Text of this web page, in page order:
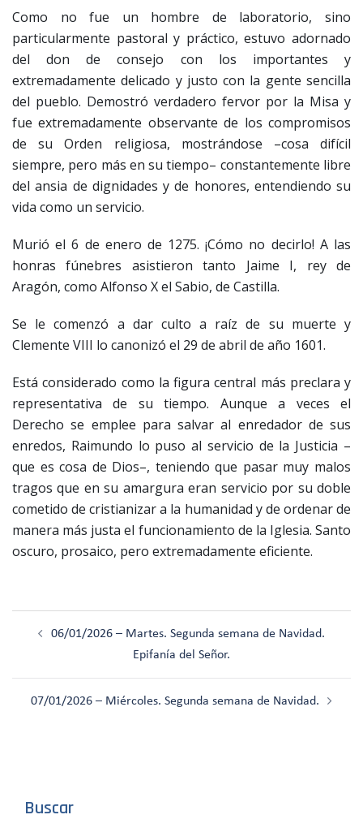
Como no fue un hombre de laboratorio, sino
particularmente pastoral y práctico, estuvo adornado
del don de consejo con los importantes y
extremadamente delicado y justo con la gente sencilla
del pueblo. Demostró verdadero fervor por la Misa y
fue extremadamente observante de los compromisos
de su Orden religiosa, mostrándose –cosa difícil
siempre, pero más en su tiempo– constantemente libre
del ansia de dignidades y de honores, entendiendo su
vida como un servicio.
Murió el 6 de enero de 1275. ¡Cómo no decirlo! A las
honras fúnebres asistieron tanto Jaime I, rey de
Aragón, como Alfonso X el Sabio, de Castilla.
Se le comenzó a dar culto a raíz de su muerte y
Clemente VIII lo canonizó el 29 de abril de año 1601.
Está considerado como la figura central más preclara y
representativa de su tiempo. Aunque a veces el
Derecho se emplee para salvar al enredador de sus
enredos, Raimundo lo puso al servicio de la Justicia –
que es cosa de Dios–, teniendo que pasar muy malos
tragos que en su amargura eran servicio por su doble
cometido de cristianizar a la humanidad y de ordenar de
manera más justa el funcionamiento de la Iglesia. Santo
oscuro, prosaico, pero extremadamente eficiente.
06/01/2026 – Martes. Segunda semana de Navidad.
Epifanía del Señor.
07/01/2026 – Miércoles. Segunda semana de Navidad.
Buscar